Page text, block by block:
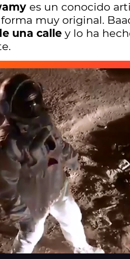
es un conocido
muy original.
una calle y lo ha